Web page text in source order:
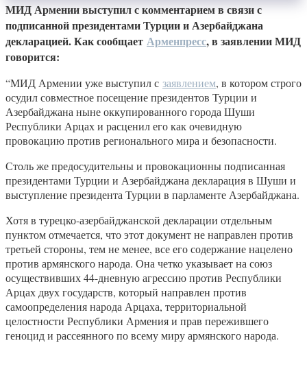
МИД Армении выступил с комментарием в связи с
подписанной президентами Турции и Азербайджана
декларацией. Как сообщает Арменпресс, в заявлении МИД
говорится:
“МИД Армении уже выступил с заявлением, в котором строго
осудил совместное посещение президентов Турции и
Азербайджана ныне оккупированного города Шуши
Республики Арцах и расценил его как очевидную
провокацию против регионального мира и безопасности.
Столь же предосудительны и провокационны подписанная
президентами Турции и Азербайджана декларация в Шуши и
выступление президента Турции в парламенте Азербайджана.
Хотя в турецко-азербайджанской декларации отдельным
пунктом отмечается, что этот документ не направлен против
третьей стороны, тем не менее, все его содержание нацелено
против армянского народа. Она четко указывает на союз
осуществивших 44-дневную агрессию против Республики
Арцах двух государств, который направлен против
самоопределения народа Арцаха, территориальной
целостности Республики Армения и прав пережившего
геноцид и рассеянного по всему миру армянского народа.